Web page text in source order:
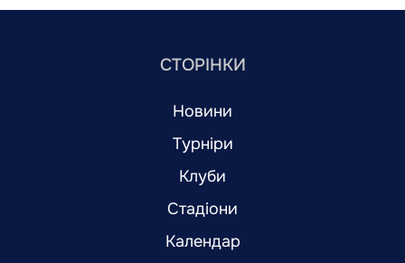
СТОРІНКИ
Новини
Турніри
Клуби
Стадіони
Календар